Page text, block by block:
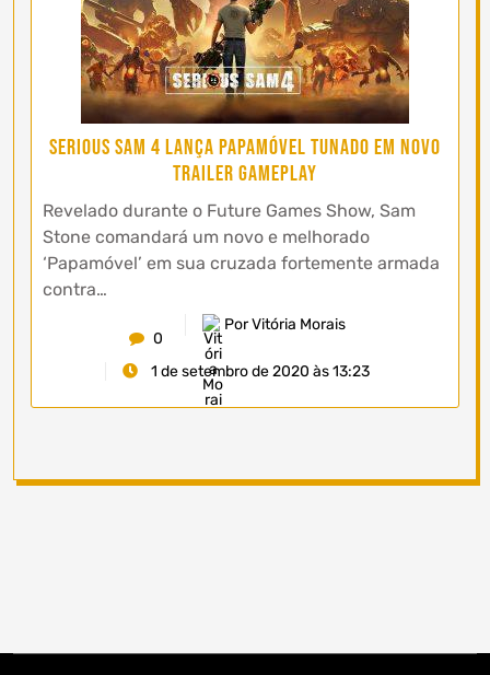
Serious Sam 4 Lança Papamóvel Tunado em Novo
Trailer Gameplay
Revelado durante o Future Games Show, Sam
Stone comandará um novo e melhorado
‘Papamóvel’ em sua cruzada fortemente armada
contra…
0
Por Vitória Morais
1 de setembro de 2020 às 13:23